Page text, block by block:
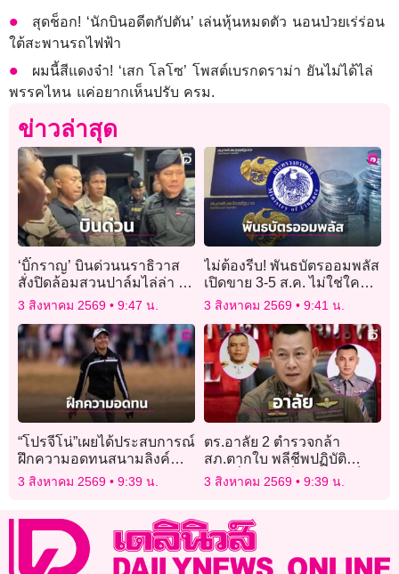
สุดช็อก! ‘นักบินอดีตกัปตัน’ เล่นหุ้นหมดตัว นอนป่วยเร่ร่อน
ใต้สะพานรถไฟฟ้า
ผมนี้สีแดงจ๋า! ‘เสก โลโซ’ โพสต์เบรกดราม่า ยันไม่ได้ไล่
พรรคไหน แค่อยากเห็นปรับ ครม.
ข่าวล่าสุด
‘บิ๊กราญ’ บินด่วนนราธิวาส
สั่งปิดล้อมสวนปาล์มไล่ล่า 2
โจร ยิงตำรวจตากใบดับ 2
3 สิงหาคม 2569 9:47 น.
ไม่ต้องรีบ! พันธบัตรออมพลัส
เปิดขาย 3-5 ส.ค. ไม่ใช่ใคร
มาก่อนได้ก่อน
3 สิงหาคม 2569 9:41 น.
“โปรจีโน่”เผยได้ประสบการณ์
ฝึกความอดทนสนามลิงค์
คอร์ส
3 สิงหาคม 2569 9:39 น.
ตร.อาลัย 2 ตำรวจกล้า
สภ.ตากใบ พลีชีพปฏิบัติ
หน้าที่ ผบ.ตร.สั่งปูนบำเหน็จ-
3 สิงหาคม 2569 9:39 น.